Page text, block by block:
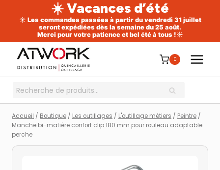
☀️ Vacances d’été
☀️ Les commandes passées à partir du vendredi 31 juillet
seront expédiées dès la semaine du 25 août.
Merci pour votre patience et bel été à tous !☀️
contenu
0
Recherche
RECHERCHE
Accueil / Boutique / Les outillages / L'outillage métiers / Peintre /
Manche bi-matière confort clip 180 mm pour rouleau adaptable
perche